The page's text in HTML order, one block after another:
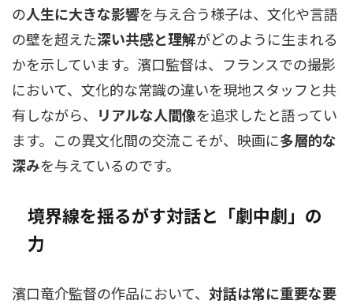
の人生に大きな影響を与え合う様子は、文化や言語
の壁を超えた深い共感と理解がどのように生まれる
かを示しています。濱口監督は、フランスでの撮影
において、文化的な常識の違いを現地スタッフと共
有しながら、 リアルな人間像を追求したと語ってい
ます。この異文化間の交流こそが、映画に多層的な
深みを与えているのです。
境界線を揺るがす対話と「劇中劇」の
力
濱口竜介監督の作品において、 対話は常に重要な要